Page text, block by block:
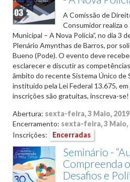
A Comissão de
Consumidor realiza o
Municipal – A Nova Polícia”, no dia 3
Plenário Amynthas de Barros, por
Bueno (Pode). O evento deve
esclarecer e discutir as
âmbito do recente Sistema Único de
instituído pela Lei Federal 13.675,
inscrições são gratuitas, inscreva-se!
Abertura: sexta-feira, 3 Maio,
Encerramento: sexta-feira, 3 Maio,
Inscrições:
Encerradas
Seminário -
Compreenda
Desafios e